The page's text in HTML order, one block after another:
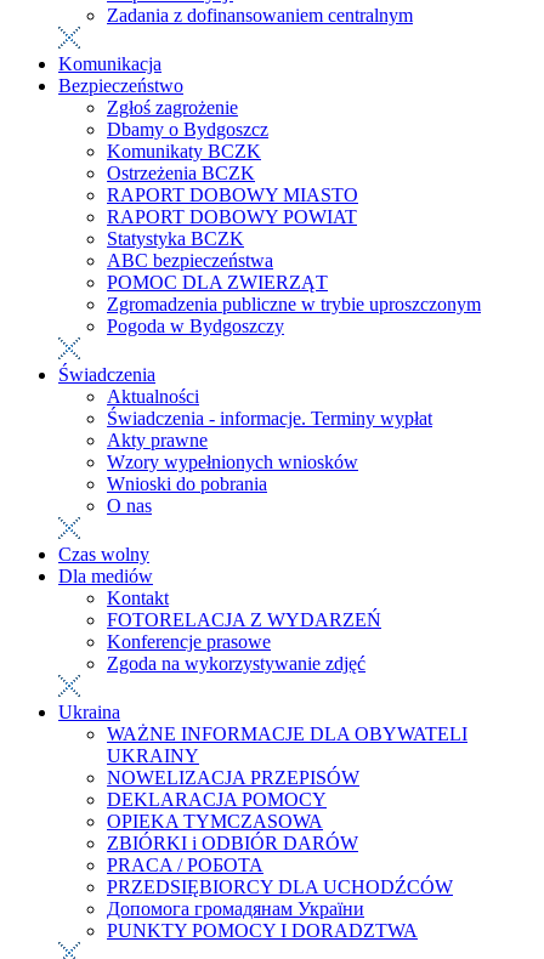
Zadania z dofinansowaniem centralnym
Komunikacja
Bezpieczeństwo
Zgłoś zagrożenie
Dbamy o Bydgoszcz
Komunikaty BCZK
Ostrzeżenia BCZK
RAPORT DOBOWY MIASTO
RAPORT DOBOWY POWIAT
Statystyka BCZK
ABC bezpieczeństwa
POMOC DLA ZWIERZĄT
Zgromadzenia publiczne w trybie uproszczonym
Pogoda w Bydgoszczy
Świadczenia
Aktualności
Świadczenia - informacje. Terminy wypłat
Akty prawne
Wzory wypełnionych wniosków
Wnioski do pobrania
O nas
Czas wolny
Dla mediów
Kontakt
FOTORELACJA Z WYDARZEŃ
Konferencje prasowe
Zgoda na wykorzystywanie zdjęć
Ukraina
WAŻNE INFORMACJE DLA OBYWATELI
UKRAINY
NOWELIZACJA PRZEPISÓW
DEKLARACJA POMOCY
OPIEKA TYMCZASOWA
ZBIÓRKI i ODBIÓR DARÓW
PRACA / РОБОТА
PRZEDSIĘBIORCY DLA UCHODŹCÓW
Допомога громадянам України
PUNKTY POMOCY I DORADZTWA